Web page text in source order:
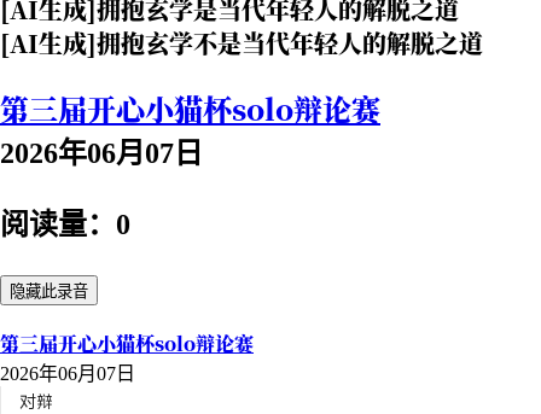
[AI生成]拥抱玄学是当代年轻人的解脱之道
[AI生成]拥抱玄学不是当代年轻人的解脱之道
第三届开心小猫杯solo辩论赛
2026年06月07日
阅读量：0
隐藏此录音
第三届开心小猫杯solo辩论赛
2026年06月07日
对辩